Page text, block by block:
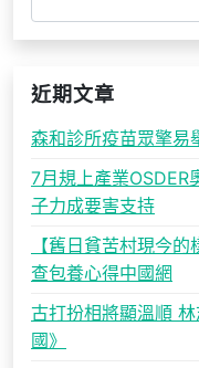
近期文章
森和診所疫苗眾擎易
7月規上產業OSDER
子力成要害支持
【舊日貧苦村現今的
查包養心得中國網
古打扮相將顯溫順
國》